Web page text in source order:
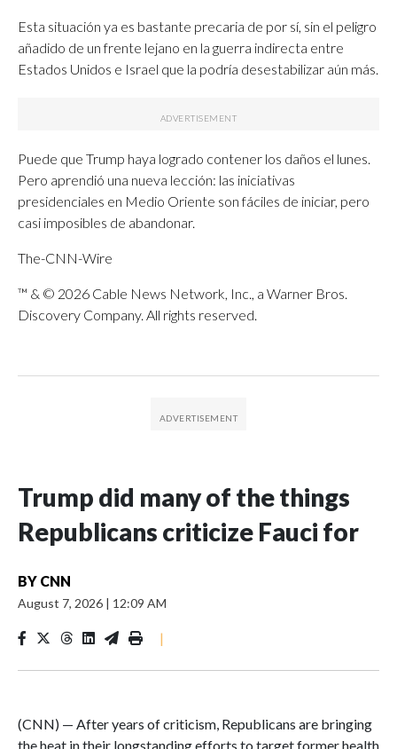
Esta situación ya es bastante precaria de por sí, sin el peligro
añadido de un frente lejano en la guerra indirecta entre
Estados Unidos e Israel que la podría desestabilizar aún más.
Puede que Trump haya logrado contener los daños el lunes.
Pero aprendió una nueva lección: las iniciativas
presidenciales en Medio Oriente son fáciles de iniciar, pero
casi imposibles de abandonar.
The-CNN-Wire
™ & © 2026 Cable News Network, Inc., a Warner Bros.
Discovery Company. All rights reserved.
Trump did many of the things
Republicans criticize Fauci for
BY CNN
August 7, 2026 | 12:09 AM
|
(CNN) — After years of criticism, Republicans are bringing
the heat in their longstanding efforts to target former health